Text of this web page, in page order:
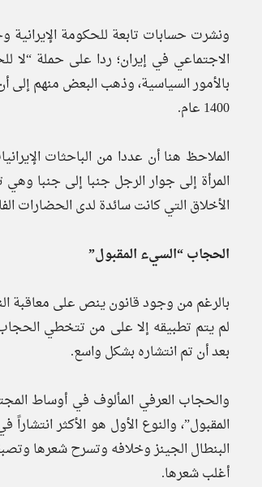
ونشرت حسابات تابعة للحكومة
الاجتماعي في إيران؛ ردا على حملة “لا
بالأمور السياسية، وذهب البعض منهم إلى
1400 عام.
الملاحظ هنا أن عددا من الباحثات
المرأة إلى جوار الرجل جنبا إلى جنبا
الأخلاق التي كانت سائدة لدى الحضارات
الحجاب “السيء المقبول”
بالرغم من وجود قانون ينص على معاقبة
لم يتم تطبيقه إلا على من تتخطي الحجاب
بعد أن تم انتشاره بشكل واسع.
والحجاب العرفي المألوف في أوساط
المقبول”، والنوع الأول هو الأكثر
البنطال الجينز وخلافه وتسرح شعرها
أغلب شعرها.